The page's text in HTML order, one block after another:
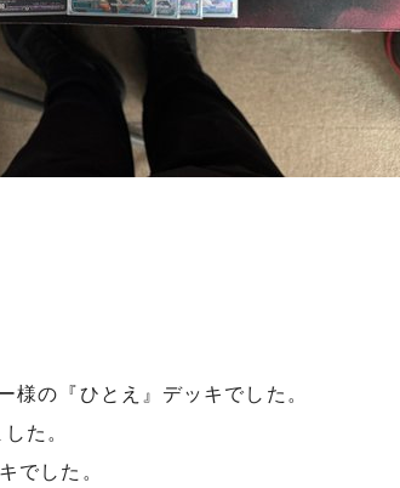
様の『ひとえ』デッキでした。
た。
でした。